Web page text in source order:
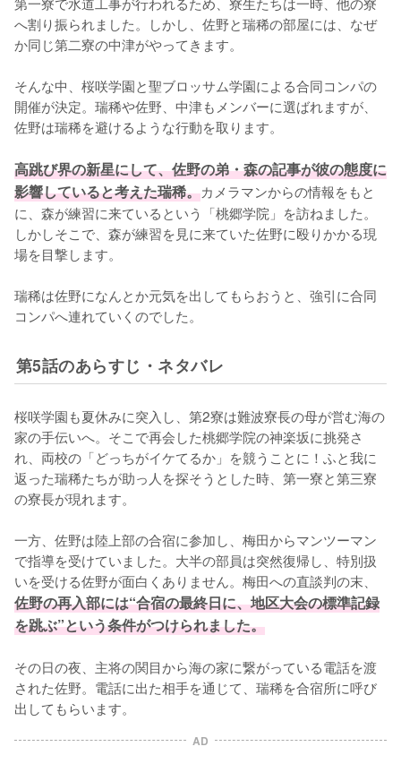
へ割り振られました。しかし、佐野と瑞稀の部屋には、なぜ
か同じ第二寮の中津がやってきます。
そんな中、桜咲学園と聖ブロッサム学園による合同コンパの
開催が決定。瑞稀や佐野、中津もメンバーに選ばれますが、
佐野は瑞稀を避けるような行動を取ります。
高跳び界の新星にして、佐野の弟・森の記事が彼の態度に
影響していると考えた瑞稀。カメラマンからの情報をもと
に、森が練習に来ているという「桃郷学院」を訪ねました。
しかしそこで、森が練習を見に来ていた佐野に殴りかかる現
場を目撃します。
瑞稀は佐野になんとか元気を出してもらおうと、強引に合同
コンパへ連れていくのでした。
第5話のあらすじ・ネタバレ
桜咲学園も夏休みに突入し、第2寮は難波寮長の母が営む海の
家の手伝いへ。そこで再会した桃郷学院の神楽坂に挑発さ
れ、両校の「どっちがイケてるか」を競うことに！ふと我に
返った瑞稀たちが助っ人を探そうとした時、第一寮と第三寮
の寮長が現れます。
一方、佐野は陸上部の合宿に参加し、梅田からマンツーマン
で指導を受けていました。大半の部員は突然復帰し、特別扱
いを受ける佐野が面白くありません。梅田への直談判の末、
佐野の再入部には“合宿の最終日に、地区大会の標準記録
を跳ぶ”という条件がつけられました。
その日の夜、主将の関目から海の家に繋がっている電話を渡
された佐野。電話に出た相手を通じて、瑞稀を合宿所に呼び
出してもらいます。
AD